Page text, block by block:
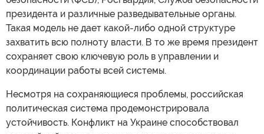
президента и различные разведывательные органы.
Такая модель не дает какой-либо одной структуре
захватить всю полноту власти. В то же время президент
сохраняет свою ключевую роль в управлении и
координации работы всей системы.
Несмотря на сохраняющиеся проблемы, российская
политическая система продемонстрировала
устойчивость. Конфликт на Украине способствовал